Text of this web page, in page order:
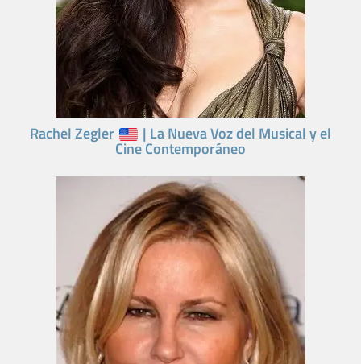
Rachel Zegler | La Nueva Voz del Musical y el
Cine Contemporáneo